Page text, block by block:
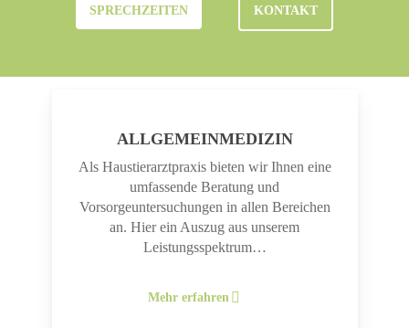
SPRECHZEITEN KONTAKT
ALLGEMEINMEDIZIN
Als Haustierarztpraxis bieten wir Ihnen eine
umfassende Beratung und
Vorsorgeuntersuchungen in allen Bereichen
an. Hier ein Auszug aus unserem
Leistungsspektrum…
Mehr erfahren